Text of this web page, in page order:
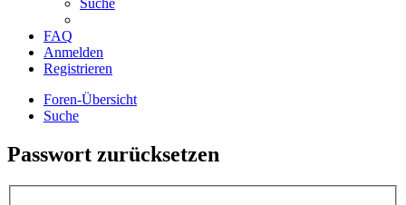
Suche
FAQ
Anmelden
Registrieren
Foren-Übersicht
Suche
Passwort zurücksetzen